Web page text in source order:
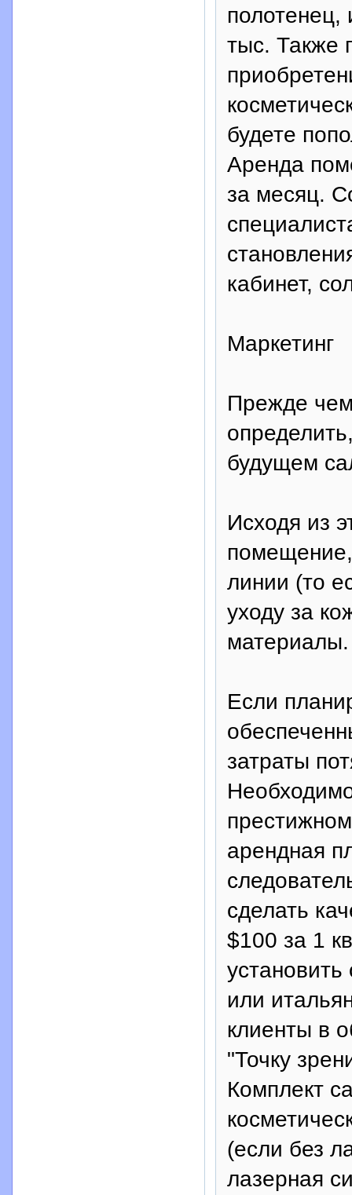
полотенец,
тыс. Также
будете
Аренда
за месяц.
кабинет,
Маркетинг
Прежде
будущем
Исходя из
линии (то
уходу за
материалы.
Если
затраты
арендная
сделать
$100 за 1
или
клиенты в
"Точку
Комплект
(если без
лазерная